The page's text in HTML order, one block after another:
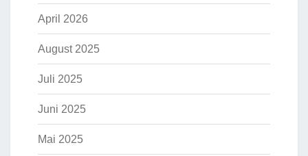
April 2026
August 2025
Juli 2025
Juni 2025
Mai 2025